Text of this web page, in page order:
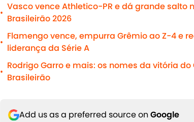
•
Vasco vence Athletico-PR e dá grande
Brasileirão 2026
•
Flamengo vence, empurra Grêmio ao Z-4 e
liderança da Série A
•
Rodrigo Garro e mais: os nomes da vitória
Brasileirão
Add us as a preferred source on Google